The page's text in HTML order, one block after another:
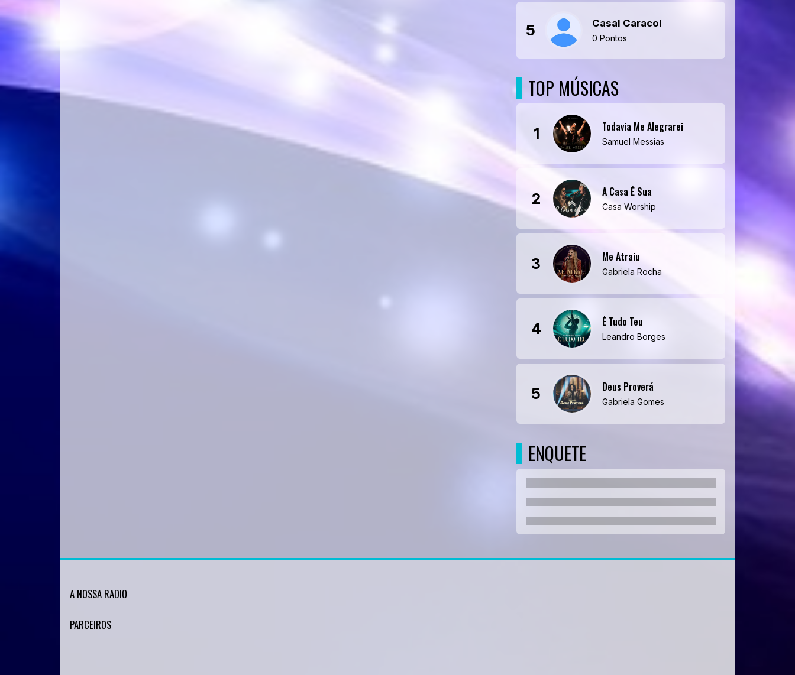
5 Casal Caracol
0 Pontos
TOP MÚSICAS
1 Todavia Me Alegrarei
Samuel Messias
2 A Casa É Sua
Casa Worship
3 Me Atraiu
Gabriela Rocha
4 É Tudo Teu
Leandro Borges
5 Deus Proverá
Gabriela Gomes
ENQUETE
A NOSSA RADIO
PARCEIROS